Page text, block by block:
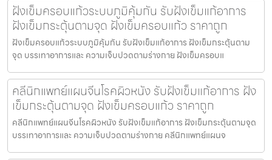
ฝังเข็มครอบแก้วระบบภูมิคุ้มกัน รับฝังเข็มแก้อาการ
ฝังเข็มกระตุ้นตามจุด ฝังเข็มครอบแก้ว ราคาถูก
ฝังเข็มครอบแก้วระบบภูมิคุ้มกัน รับฝังเข็มแก้อาการ ฝังเข็มกระตุ้นตาม
จุด บรรเทาอาการและ ความเจ็บปวดตามร่างกาย ฝังเข็มครอบแ
คลีนิกแพทย์แผนจีนโรคผิวหนัง รับฝังเข็มแก้อาการ ฝัง
เข็มกระตุ้นตามจุด ฝังเข็มครอบแก้ว ราคาถูก
คลีนิกแพทย์แผนจีนโรคผิวหนัง รับฝังเข็มแก้อาการ ฝังเข็มกระตุ้นตามจุด
บรรเทาอาการและ ความเจ็บปวดตามร่างกาย คลีนิกแพทย์แผนจ